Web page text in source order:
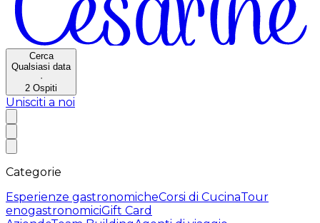
Cerca
Qualsiasi data
·
2 Ospiti
Unisciti a noi
Categorie
Esperienze gastronomicheCorsi di CucinaTour
enogastronomiciGift Card